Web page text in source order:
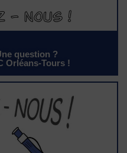
question ?
Orléans-Tours !